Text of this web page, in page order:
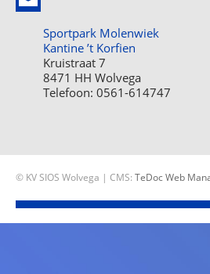
Sportpark Molenwiek
Kantine ’t Korfien
Kruistraat 7
8471 HH Wolvega
Telefoon: 0561-614747
© KV SIOS Wolvega | CMS: TeDoc Web